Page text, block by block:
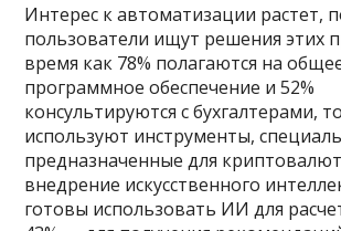
Интерес к автоматизации растет,
пользователи ищут решения этих
время как 78% полагаются на
программное обеспечение и 52%
консультируются с бухгалтерами,
используют инструменты,
предназначенные для
внедрение искусственного
готовы использовать ИИ для